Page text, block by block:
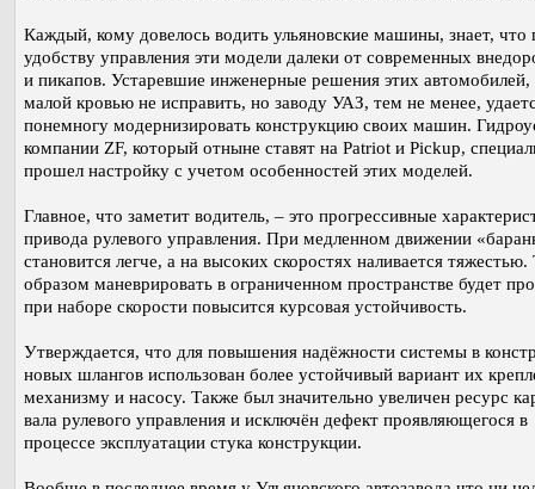
Каждый, кому довелось водить ульяновские машины, знает, что
удобству управления эти модели далеки от современных
и пикапов. Устаревшие инженерные решения этих автомобилей,
малой кровью не исправить, но заводу УАЗ, тем не менее,
понемногу модернизировать конструкцию своих машин.
компании ZF, который отныне ставят на Patriot и Pickup,
прошел настройку с учетом особенностей этих моделей.
Главное, что заметит водитель, – это прогрессивные
привода рулевого управления. При медленном движении
становится легче, а на высоких скоростях наливается
образом маневрировать в ограниченном пространстве будет
при наборе скорости повысится курсовая устойчивость.
Утверждается, что для повышения надёжности системы в
новых шлангов использован более устойчивый вариант их
механизму и насосу. Также был значительно увеличен ресурс
вала рулевого управления и исключён дефект проявляющегося в
процессе эксплуатации стука конструкции.